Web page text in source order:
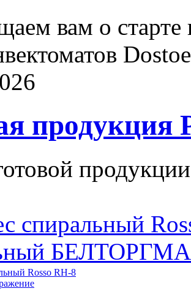
вам о старте
продукция
спиральный